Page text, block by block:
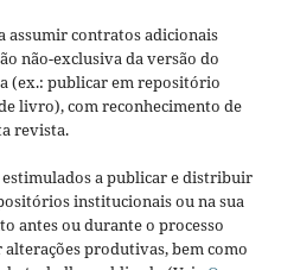
assumir contratos adicionais
não-exclusiva da versão do
(ex.: publicar em repositório
livro), com reconhecimento de
revista.
estimulados a publicar e distribuir
institucionais ou na sua
antes ou durante o processo
produtivas, bem como